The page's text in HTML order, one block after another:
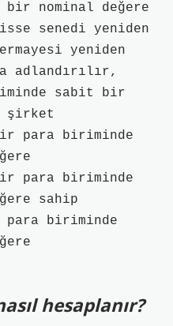
nominal değere
senedi yeniden
yeniden
adlandırılır,
sabit bir
şirket
para biriminde
para biriminde
sahip
biriminde
hesaplanır?